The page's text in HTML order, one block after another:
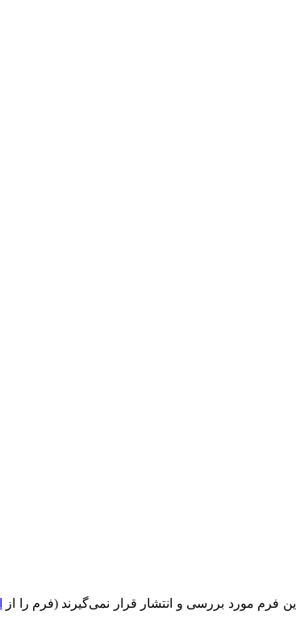
فرم مورد بررسی و انتشار قرار نمی‌گیرند (فرم را از